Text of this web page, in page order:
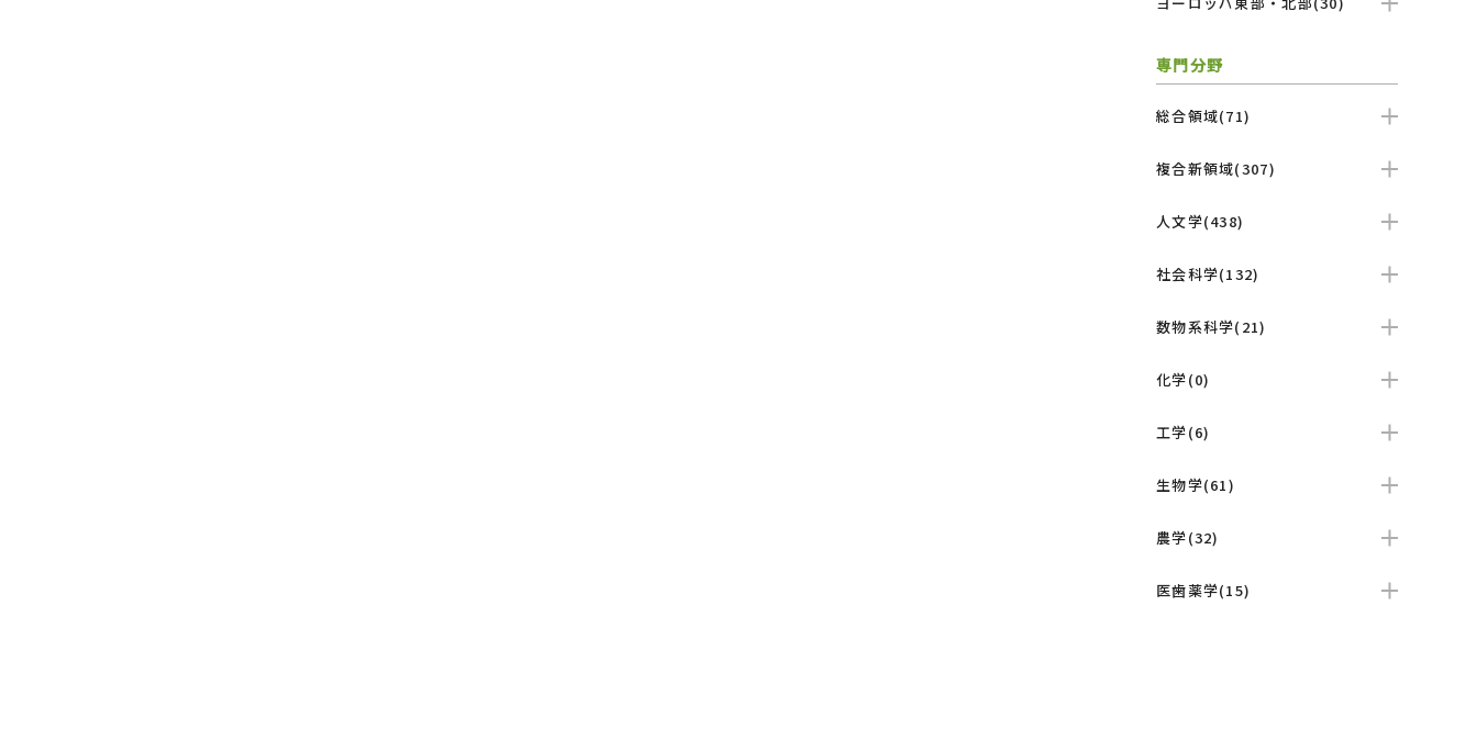
専門分野
総合領域(71)
複合新領域(307)
人文学(438)
社会科学(132)
数物系科学(21)
化学(0)
工学(6)
生物学(61)
農学(32)
医歯薬学(15)